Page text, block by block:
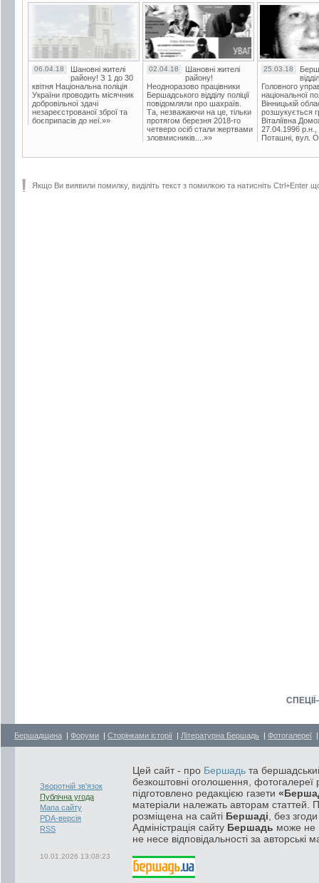
06.04.18
Шановні жителі
району! З 1 до 30
квітня Національна поліція
України проводить місячник
добровільної здачі
незареєстрованої зброї та
боєприпасів до неї.»»
02.04.18
Шановні жителі
району!
Неодноразово працівники
Бершадського відділу поліції
повідомляли про шахраїв.
Та, незважаючи на це, тільки
протягом березня 2018-го
четверо осіб стали жертвами
зловмисників....»»
25.03.18
Головного
національної
Вінницькій
розшукується
Віталіївна
27.04.1996 р.н.,
Поташні, вул.
Якщо Ви виявили помилку, виділіть текст з помилкою та натисніть Ctrl+Enter
Бершадщина | Форуми | Сторінками історії | Літературна Бершадь | Фотогалереї
Зворотній зв'язок
Публічна угода
Мапа сайту
PDA-версія
RSS
10.01.2026 13:08:23
Цей сайт - про Бершадь та
безкоштовні оголошення, фотогалереї
підготовлено редакцією газети
матеріали належать авторам статтей.
розміщена на сайті Бершаді , без
Адміністрація сайту Бершадь може не
не несе відповідальності за авторські